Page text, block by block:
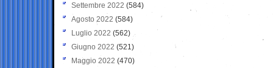
Settembre 2022 (584)
Agosto 2022 (584)
Luglio 2022 (562)
Giugno 2022 (521)
Maggio 2022 (470)